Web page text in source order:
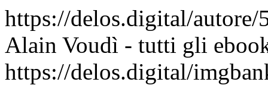
https://delos.digital/
Alain Voudì - tutti gli
https://delos.digital/